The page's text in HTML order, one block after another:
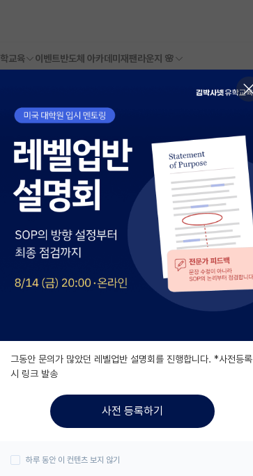
교육 이벤트반도체 아카데미 재팬라운지 🌸
스크랩
그동안 문의가 많았던 레벨업반 설명회를 진행합니다. *사전등록
시 링크 발송
사전 등록하기
하루 동안 이 컨텐츠 보지 않기